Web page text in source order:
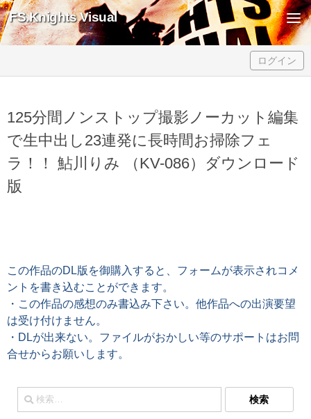
Skip to content
FS.Knights Visual
ログイン
125分間ノンストップ撮影ノーカット編集
で生中出し23連発に長時間お掃除フェ
ラ！！ 鮎川りみ （KV-086）ダウンロード
版
この作品のDL版を御購入すると、フォームが表示されコメ
ントを書き込むことができます。
・この作品の感想のみ書込み下さい。他作品への出演要望
は受け付けません。
・DLが出来ない。ファイルがおかしい等のサポートはお問
合せからお願いします。
検
索: